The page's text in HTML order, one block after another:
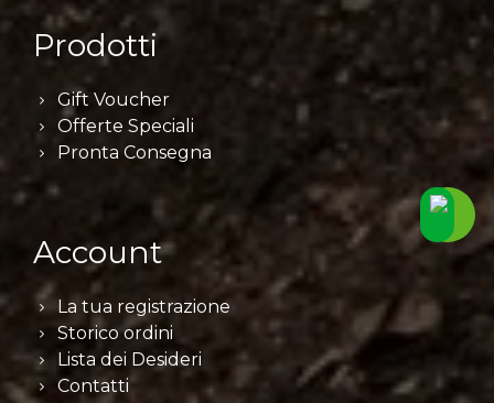
Prodotti
Gift Voucher
Offerte Speciali
Pronta Consegna
Account
La tua registrazione
Storico ordini
Lista dei Desideri
Contatti